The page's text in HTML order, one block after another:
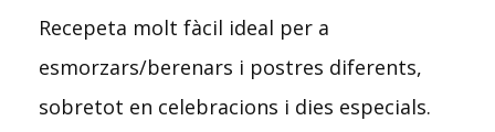
Recepeta molt fàcil ideal per a
esmorzars/berenars i postres diferents,
sobretot en celebracions i dies especials.